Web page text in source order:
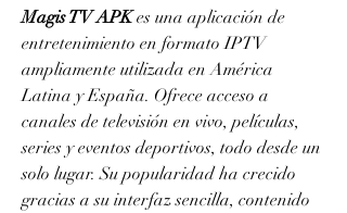
Magis TV APK es una aplicación de
entretenimiento en formato IPTV
ampliamente utilizada en América
Latina y España. Ofrece acceso a
canales de televisión en vivo, películas,
series y eventos deportivos, todo desde un
solo lugar. Su popularidad ha crecido
gracias a su interfaz sencilla, contenido